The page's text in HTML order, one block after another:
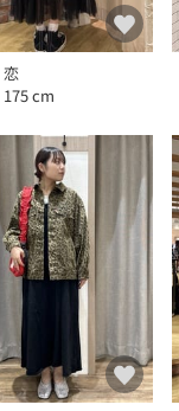
恋
175 cm